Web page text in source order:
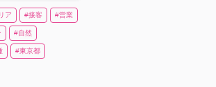
ア 接客 営業
自然
東京都